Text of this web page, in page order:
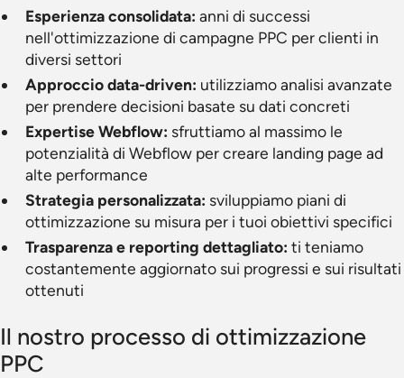
Esperienza consolidata: anni di successi
nell'ottimizzazione di campagne PPC per clienti in
diversi settori
Approccio data-driven: utilizziamo analisi avanzate
per prendere decisioni basate su dati concreti
Expertise Webflow: sfruttiamo al massimo le
potenzialità di Webflow per creare landing page ad
alte performance
Strategia personalizzata: sviluppiamo piani di
ottimizzazione su misura per i tuoi obiettivi specifici
Trasparenza e reporting dettagliato: ti teniamo
costantemente aggiornato sui progressi e sui risultati
ottenuti
Il nostro processo di ottimizzazione
PPC